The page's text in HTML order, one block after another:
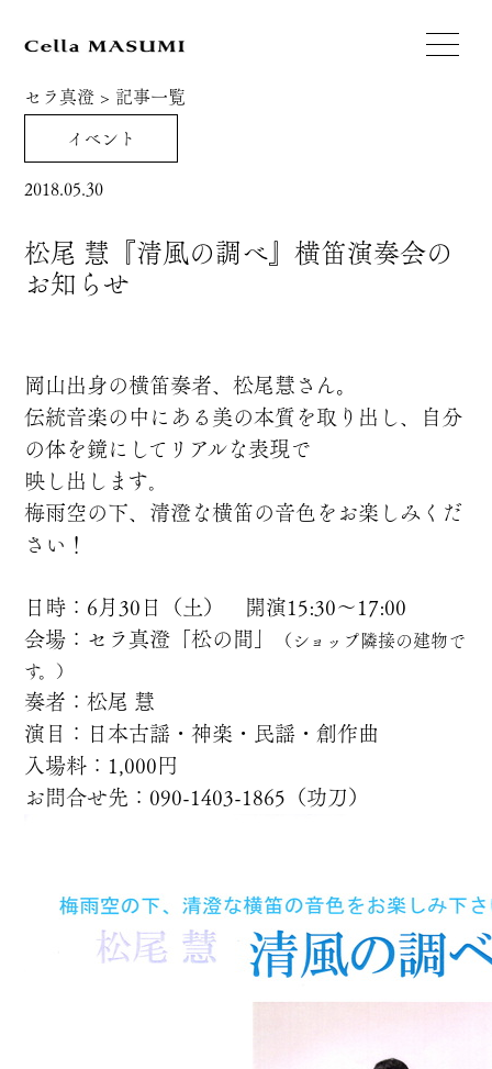
セラ真澄 > 記事一覧
イベント
2018.05.30
松尾 慧『清風の調べ』横笛演奏会の
お知らせ
岡山出身の横笛奏者、松尾慧さん。
伝統音楽の中にある美の本質を取り出し、自分
の体を鏡にしてリアルな表現で
映し出します
梅雨空の下、清澄な横笛の音色をお楽しみくだ
さい！
日時：6月30日（土） 開演15:30～17:00
会場：セラ真澄「松の間」
（ ショップ隣接の建物で
す。）
奏者：松尾 慧
演目：日本古謡・神楽・民謡・創作曲
入場料：1,000円
お問合せ先：090-1403-1865（功刀）